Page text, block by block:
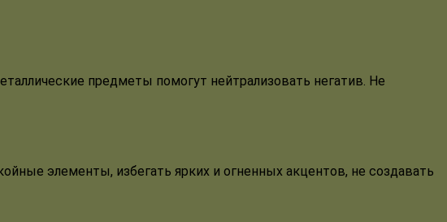
предметы помогут нейтрализовать негатив. Не
элементы, избегать ярких и огненных акцентов, не создавать